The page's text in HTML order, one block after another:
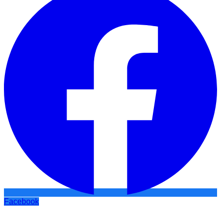
Facebook